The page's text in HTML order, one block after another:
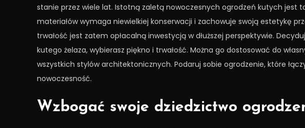
stanie przez wiele lat. Istotną zaletą nowoczesnych ogrodzeń kutych jest
materiałów wymaga niewielkiej konserwacji i zachowuje swoją estetykę
trwałość jest zatem opłacalną inwestycją w dłuższej perspektywie.
kutego żelaza, wybierasz piękno i trwałość. Można go dostosować do
wszystkich stylów architektonicznych. Podaruj sobie ogrodzenie, które
nowoczesność.
Wzbogać swoje dziedzictwo